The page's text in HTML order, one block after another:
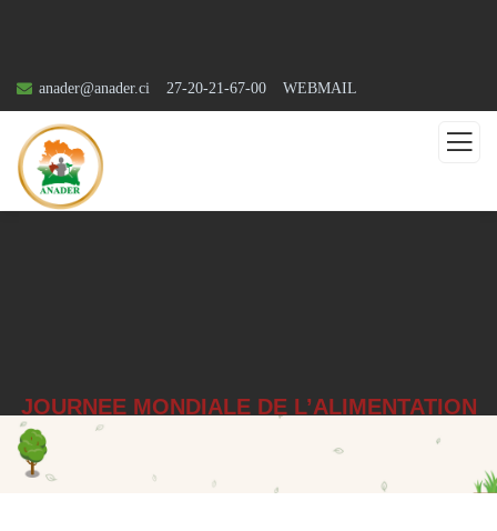
anader@anader.ci 27-20-21-67-00 WEBMAIL
JOURNEE MONDIALE DE L’ALIMENTATION